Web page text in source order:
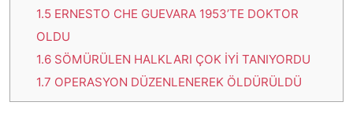
1.5ERNESTO CHE GUEVARA 1953’TE DOKTOR
OLDU
1.6SÖMÜRÜLEN HALKLARI ÇOK İYİ TANIYORDU
1.7 OPERASYON DÜZENLENEREK ÖLDÜRÜLDÜ